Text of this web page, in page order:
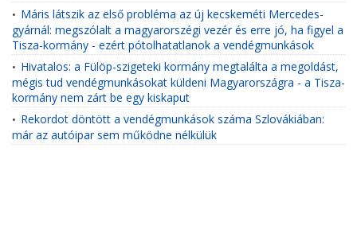
• Máris látszik az első probléma az új kecskeméti Mercedes-
gyárnál: megszólalt a magyarorszégi vezér és erre jó, ha figyel a
Tisza-kormány - ezért pótolhatatlanok a vendégmunkások
• Hivatalos: a Fülöp-szigeteki kormány megtalálta a megoldást,
mégis tud vendégmunkásokat küldeni Magyarországra - a Tisza-
kormány nem zárt be egy kiskaput
• Rekordot döntött a vendégmunkások száma Szlovákiában:
már az autóipar sem működne nélkülük